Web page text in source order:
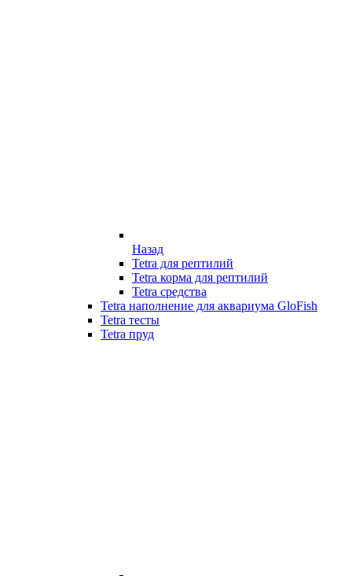
Назад
Tetra для рептилий
Tetra корма для рептилий
Tetra средства
Tetra наполнение для аквариума GloFish
Tetra тесты
Tetra пруд